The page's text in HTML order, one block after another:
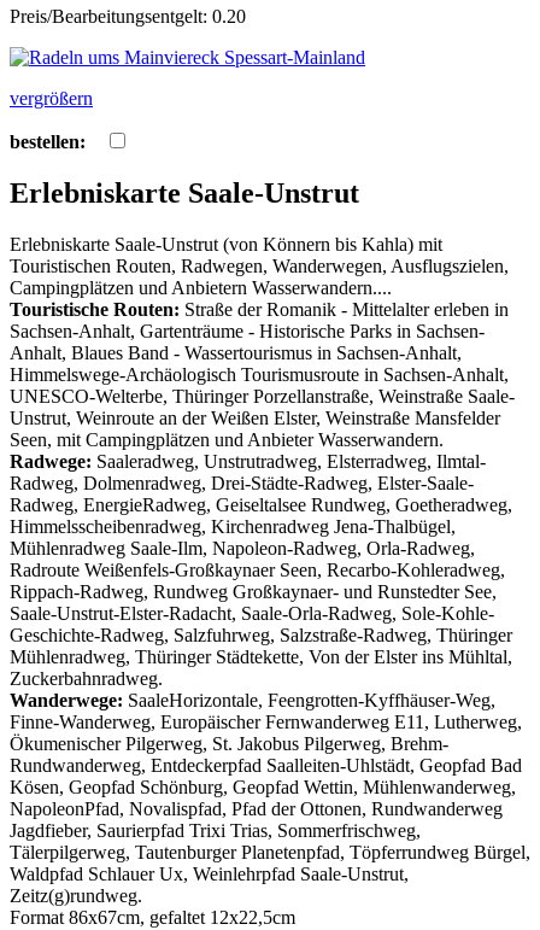
Preis/Bearbeitungsentgelt: 0.20
vergrößern
bestellen:
Erlebniskarte Saale-Unstrut
Erlebniskarte Saale-Unstrut (von Könnern bis Kahla) mit
Touristischen Routen, Radwegen, Wanderwegen, Ausflugszielen,
Campingplätzen und Anbietern Wasserwandern....
Touristische Routen: Straße der Romanik - Mittelalter erleben in
Sachsen-Anhalt, Gartenträume - Historische Parks in Sachsen-
Anhalt, Blaues Band - Wassertourismus in Sachsen-Anhalt,
Himmelswege-Archäologisch Tourismusroute in Sachsen-Anhalt,
UNESCO-Welterbe, Thüringer Porzellanstraße, Weinstraße Saale-
Unstrut, Weinroute an der Weißen Elster, Weinstraße Mansfelder
Seen, mit Campingplätzen und Anbieter Wasserwandern.
Radwege: Saaleradweg, Unstrutradweg, Elsterradweg, Ilmtal-
Radweg, Dolmenradweg, Drei-Städte-Radweg, Elster-Saale-
Radweg, EnergieRadweg, Geiseltalsee Rundweg, Goetheradweg,
Himmelsscheibenradweg, Kirchenradweg Jena-Thalbügel,
Mühlenradweg Saale-Ilm, Napoleon-Radweg, Orla-Radweg,
Radroute Weißenfels-Großkaynaer Seen, Recarbo-Kohleradweg,
Rippach-Radweg, Rundweg Großkaynaer- und Runstedter See,
Saale-Unstrut-Elster-Radacht, Saale-Orla-Radweg, Sole-Kohle-
Geschichte-Radweg, Salzfuhrweg, Salzstraße-Radweg, Thüringer
Mühlenradweg, Thüringer Städtekette, Von der Elster ins Mühltal,
Zuckerbahnradweg.
Wanderwege: SaaleHorizontale, Feengrotten-Kyffhäuser-Weg,
Finne-Wanderweg, Europäischer Fernwanderweg E11, Lutherweg,
Ökumenischer Pilgerweg, St. Jakobus Pilgerweg, Brehm-
Rundwanderweg, Entdeckerpfad Saalleiten-Uhlstädt, Geopfad Bad
Kösen, Geopfad Schönburg, Geopfad Wettin, Mühlenwanderweg,
NapoleonPfad, Novalispfad, Pfad der Ottonen, Rundwanderweg
Jagdfieber, Saurierpfad Trixi Trias, Sommerfrischweg,
Tälerpilgerweg, Tautenburger Planetenpfad, Töpferrundweg Bürgel,
Waldpfad Schlauer Ux, Weinlehrpfad Saale-Unstrut,
Zeitz(g)rundweg.
Format 86x67cm, gefaltet 12x22,5cm